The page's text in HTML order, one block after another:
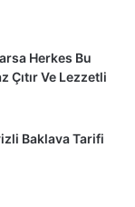
Herkes Bu
Çıtır Ve Lezzetli
Baklava Tarifi